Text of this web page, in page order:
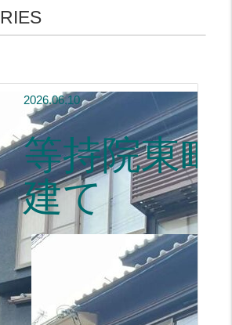
2026.06.10
等持院東町
建て